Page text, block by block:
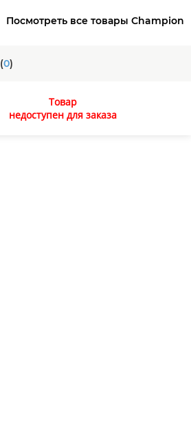
Посмотреть все товары Champion
(0)
Товар
недоступен для заказа